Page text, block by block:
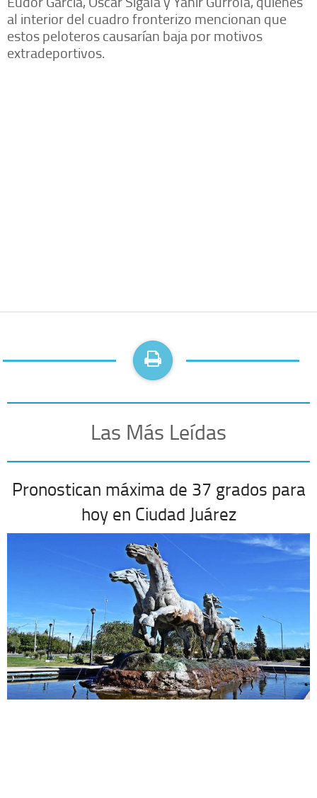
al interior del cuadro fronterizo mencionan que
estos peloteros causarían baja por motivos
extradeportivos.
Las Más Leídas
Pronostican máxima de 37 grados para
hoy en Ciudad Juárez